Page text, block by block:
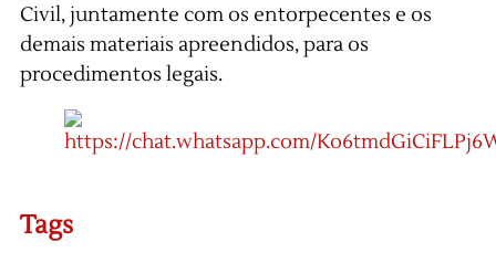
Civil, juntamente com os entorpecentes e os
demais materiais apreendidos, para os
procedimentos legais.
Tags